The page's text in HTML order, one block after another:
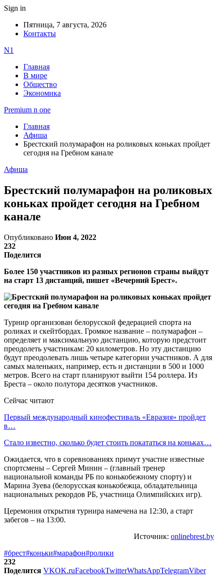
Sign in
Пятница, 7 августа, 2026
Контакты
N1
Главная
В мире
Общество
Экономика
Premium n one
Главная
Афиша
Брестский полумарафон на роликовых коньках пройдет
сегодня на Гребном канале
Афиша
Брестский полумарафон на роликовых
коньках пройдет сегодня на Гребном
канале
Опубликовано Июн 4, 2022
232
Поделится
Более 150 участников из разных регионов страны выйдут
на старт 13 дистанций, пишет «Вечерний Брест».
Турнир организован белорусской федерацией спорта на
роликах и скейтбордах. Громкое название – полумарафон –
определяет и максимальную дистанцию, которую предстоит
преодолеть участникам: 20 километров. Но эту дистанцию
будут преодолевать лишь четыре категории участников. А для
самых маленьких, например, есть и дистанции в 500 и 1000
метров. Всего на старт планируют выйти 154 роллера. Из
Бреста – около полутора десятков участников.
Сейчас читают
Первый международный кинофестиваль «Евразия» пройдет
в…
Стало известно, сколько будет стоить покататься на коньках…
Ожидается, что в соревнованиях примут участие известные
спортсмены – Сергей Минин – (главный тренер
национальной команды РБ по конькобежному спорту) и
Марина Зуева (белорусская конькобежца, обладательница
национальных рекордов РБ, участница Олимпийских игр).
Церемония открытия турнира намечена на 12:30, а старт
забегов – на 13:00.
Источник: onlinebrest.by
#брест#коньки#марафон#ролики
232
Поделится VKOK.ruFacebookTwitterWhatsAppTelegramViber